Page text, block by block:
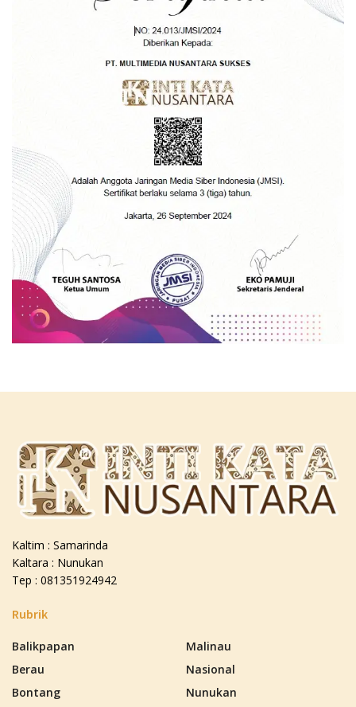
Kaltim : Samarinda
Kaltara : Nunukan
Tep : 081351924942
Rubrik
Balikpapan
Berau
Bontang
Malinau
Nasional
Nunukan